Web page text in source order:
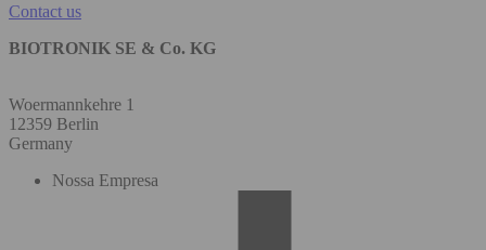
Contact us
BIOTRONIK SE & Co. KG
Woermannkehre 1
12359 Berlin
Germany
Nossa Empresa